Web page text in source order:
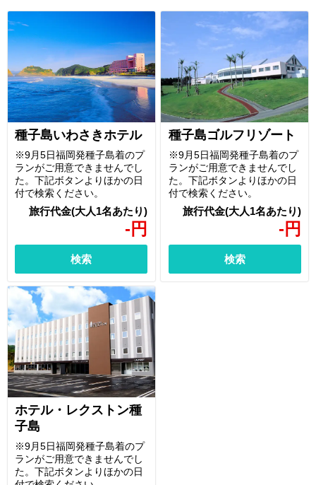
種子島いわさきホテル
- 円
※9月5日福岡発種子島着のプ
ランがご用意できませんでし
た。下記ボタンよりほかの日
付で検索ください。
検索
種子島ゴルフリゾート
- 円
※9月5日福岡発種子島着のプ
ランがご用意できませんでし
た。下記ボタンよりほかの日
付で検索ください。
検索
ホテル・レクストン種
子島
※9月5日福岡発種子島着のプ
ランがご用意できませんでし
た。下記ボタンよりほかの日